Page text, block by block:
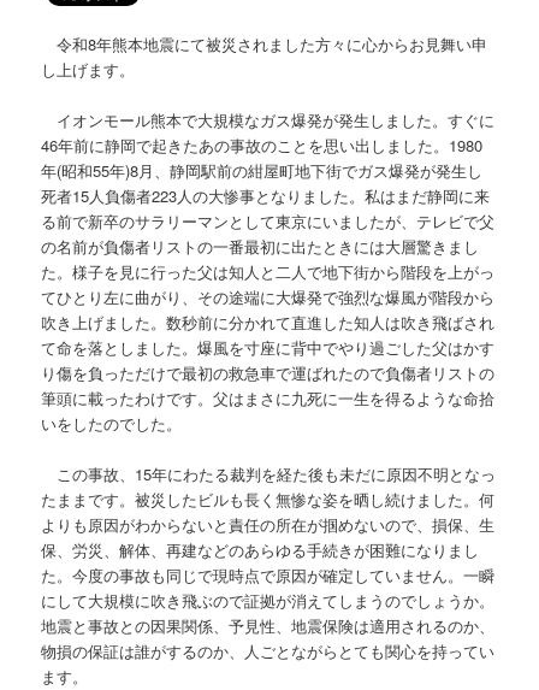
令和8年熊本地震にて被災されました方々に心からお見舞い申
し上げます。
イオンモール熊本で大規模なガス爆発が発生しました。すぐに
46年前に静岡で起きたあの事故のことを思い出しました。1980
年(昭和55年)8月、静岡駅前の紺屋町地下街でガス爆発が発生し
死者15人負傷者223人の大惨事となりました。私はまだ静岡に来
る前で新卒のサラリーマンとして東京にいましたが、テレビで父
の名前が負傷者リストの一番最初に出たときには大層驚きまし
た。様子を見に行った父は知人と二人で地下街から階段を上がっ
てひとり左に曲がり、その途端に大爆発で強烈な爆風が階段から
吹き上げました。数秒前に分かれて直進した知人は吹き飛ばされ
て命を落としました。爆風を寸座に背中でやり過ごした父はかす
り傷を負っただけで最初の救急車で運ばれたので負傷者リストの
筆頭に載ったわけです。父はまさに九死に一生を得るような命拾
いをしたのでした。
この事故、15年にわたる裁判を経た後も未だに原因不明となっ
たままです。被災したビルも長く無惨な姿を晒し続けました。何
よりも原因がわからないと責任の所在が掴めないので、損保、生
保、労災、解体、再建などのあらゆる手続きが困難になりまし
た。今度の事故も同じで現時点で原因が確定していません。一瞬
にして大規模に吹き飛ぶので証拠が消えてしまうのでしょうか。
地震と事故との因果関係、予見性、地震保険は適用されるのか、
物損の保証は誰がするのか、人ごとながらとても関心を持ってい
ます。